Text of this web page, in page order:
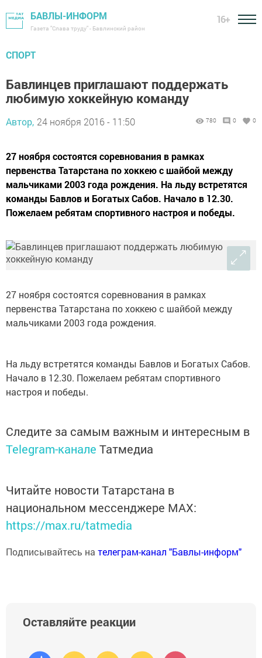
БАВЛЫ-ИНФОРМ
Газета "Слава труду" - Бавлинский район
16+
СПОРТ
Бавлинцев приглашают поддержать
любимую хоккейную команду
Автор, 24 ноября 2016 - 11:50 780 0 0
27 ноября состоятся соревнования в рамках
первенства Татарстана по хоккею с шайбой между
мальчиками 2003 года рождения. На льду встретятся
команды Бавлов и Богатых Сабов. Начало в 12.30.
Пожелаем ребятам спортивного настроя и победы.
27 ноября состоятся соревнования в рамках
первенства Татарстана по хоккею с шайбой между
мальчиками 2003 года рождения.
На льду встретятся команды Бавлов и Богатых Сабов.
Начало в 12.30. Пожелаем ребятам спортивного
настроя и победы.
Следите за самым важным и интересным в
Telegram-канале Татмедиа
Читайте новости Татарстана в
национальном мессенджере MАХ:
https://max.ru/tatmedia
Подписывайтесь на телеграм-канал "Бавлы-информ"
Оставляйте реакции